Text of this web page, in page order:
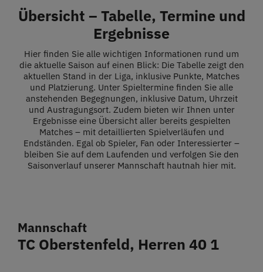
Restaurant
Termine
Über uns
Info
Platz buchen
Übersicht – Tabelle, Termine und
Ergebnisse
Hier finden Sie alle wichtigen Informationen rund um
die aktuelle Saison auf einen Blick: Die Tabelle zeigt den
aktuellen Stand in der Liga, inklusive Punkte, Matches
und Platzierung. Unter Spieltermine finden Sie alle
anstehenden Begegnungen, inklusive Datum, Uhrzeit
und Austragungsort. Zudem bieten wir Ihnen unter
Ergebnisse eine Übersicht aller bereits gespielten
Matches – mit detaillierten Spielverläufen und
Endständen. Egal ob Spieler, Fan oder Interessierter –
bleiben Sie auf dem Laufenden und verfolgen Sie den
Saisonverlauf unserer Mannschaft hautnah hier mit.
Mannschaft
TC Oberstenfeld, Herren 40 1